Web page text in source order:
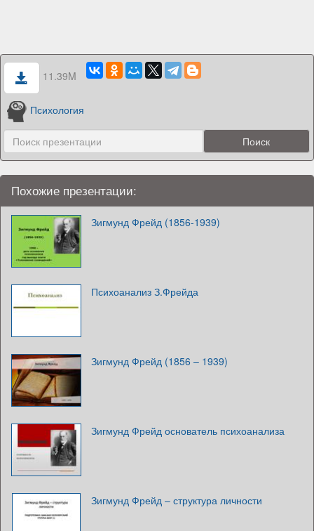
11.39M
Психология
Похожие презентации:
Зигмунд Фрейд (1856-1939)
Психоанализ З.Фрейда
Зигмунд Фрейд (1856 – 1939)
Зигмунд Фрейд основатель психоанализа
Зигмунд Фрейд – структура личности